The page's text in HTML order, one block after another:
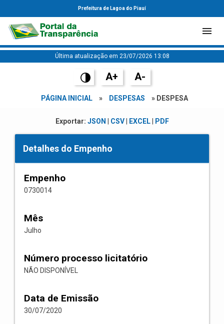
Prefeitura de Lagoa do Piauí
Última atualização em 23/07/2026 13:08
A+ A-
PÁGINA INICIAL » DESPESAS » DESPESA
Exportar: JSON CSV| EXCEL| PDF
Detalhes do Empenho
Empenho
0730014
Mês
Julho
Número processo licitatório
NÃO DISPONÍVEL
Data de Emissão
30/07/2020